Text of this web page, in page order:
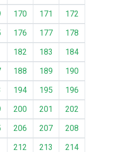
170 171
172
176 177
178
182 183
184
188 189
190
194 195
196
200 201
202
206 207
208
212 213
214